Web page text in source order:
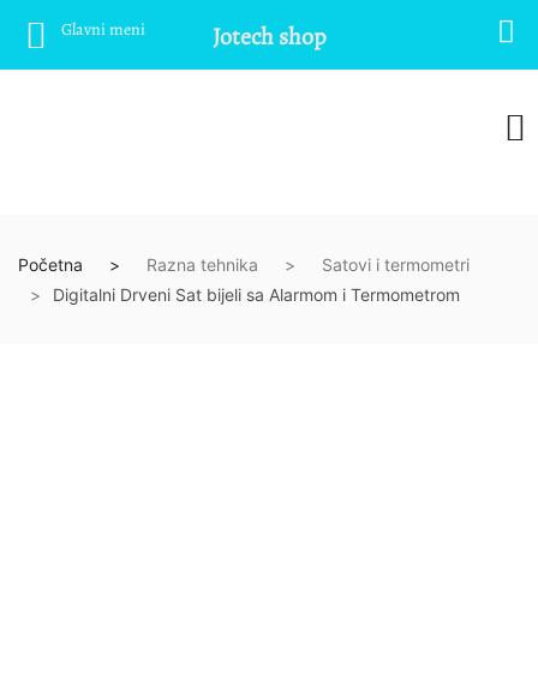
Početna Razna tehnika
Satovi i termometri
Digitalni Drveni Sat bijeli sa Alarmom i Termometrom
Glavni meni Jotech shop